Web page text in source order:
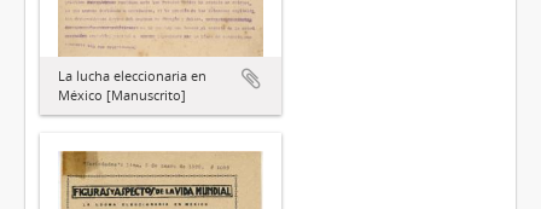
La lucha eleccionaria en
México [Manuscrito]